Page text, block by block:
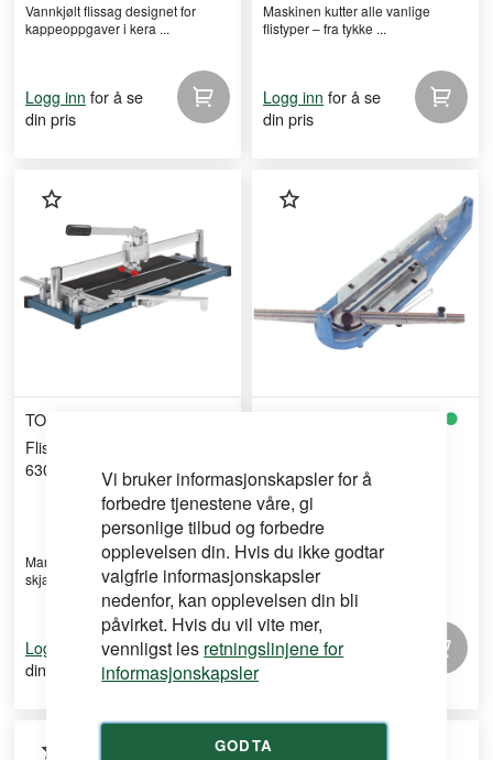
Vi bruker informasjonskapsler for å
forbedre tjenestene våre, gi
personlige tilbud og forbedre
opplevelsen din. Hvis du ikke godtar
valgfrie informasjonskapsler
nedenfor, kan opplevelsen din bli
påvirket. Hvis du vil vite mer,
vennligst les retningslinjene for
informasjonskapsler
GODTA
Vannkjølt flissag designet for
kappeoppgaver i kera ...
Logg inn for å se
din pris
Maskinen kutter alle vanlige
flistyper – fra tykke ...
Logg inn for å se
din pris
TOPLINE
Flisekutter Topline Pro
630mm
Manuell flisekutter med 630 mm
skjærelengde for ras ...
Logg inn
for å se
din pris
kutte lengde 660mm
Profesjonell flisekutter med
justerbar linjal ±45° ...
Logg inn for å se